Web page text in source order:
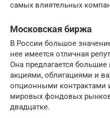
самых влиятельных
Московская биржа
В России большое
нее имеется отличная
Она предлагается
акциями, облигациями и
опционными контрактами
мировых фондовых
двадцатке.